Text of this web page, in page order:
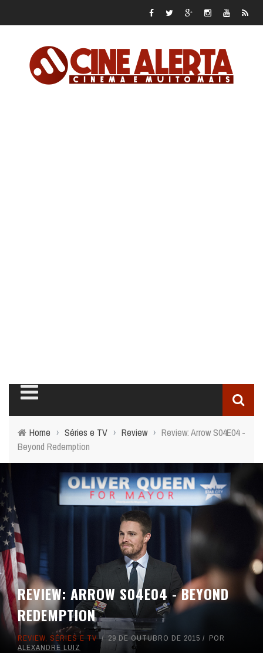
Home › Séries e TV › Review › Review: Arrow S04E04 -
Beyond Redemption
REVIEW: ARROW S04E04 - BEYOND
REDEMPTION
REVIEW, SÉRIES E TV 29 DE OUTUBRO DE 2015
POR
ALEXANDRE LUIZ